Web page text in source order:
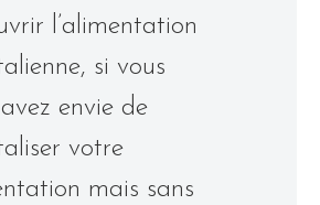
l’alimentation
si vous
envie de
votre
mais sans